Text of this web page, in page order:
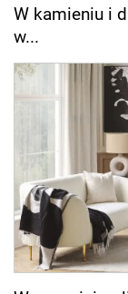
W kamieniu i
w...